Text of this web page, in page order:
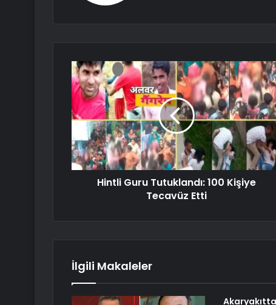
Hintli Guru Tutuklandı: 100 Kişiye
Tecavüz Etti
İlgili Makaleler